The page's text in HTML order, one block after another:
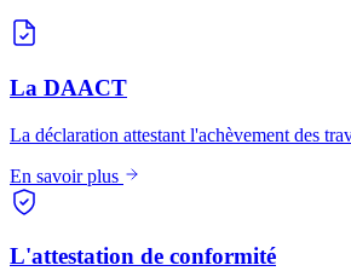
La DAACT
La déclaration attestant l'achèvement des
En savoir plus
L'attestation de conformité